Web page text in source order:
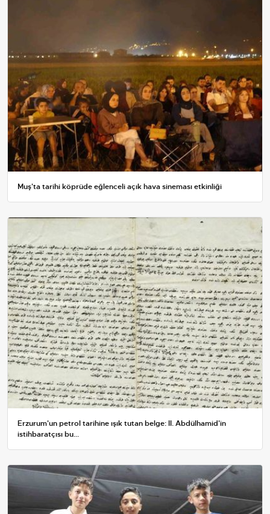
Muş'ta tarihi köprüde eğlenceli açık hava sineması etkinliği
Erzurum'un petrol tarihine ışık tutan belge: II. Abdülhamid'in
istihbaratçısı bu...